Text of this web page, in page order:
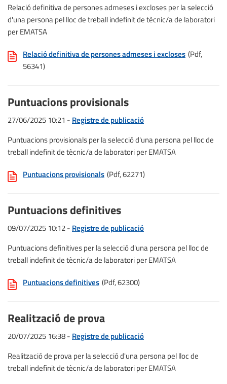
Relació definitiva de persones admeses i excloses per la selecció
d'una persona pel lloc de treball indefinit de tècnic/a de laboratori
per EMATSA
Relació definitiva de persones admeses i excloses (Pdf,
56341)
Puntuacions provisionals
27/06/2025 10:21 - Registre de publicació
Puntuacions provisionals per la selecció d'una persona pel lloc de
treball indefinit de tècnic/a de laboratori per EMATSA
Puntuacions provisionals (Pdf, 62271)
Puntuacions definitives
09/07/2025 10:12 - Registre de publicació
Puntuacions definitives per la selecció d'una persona pel lloc de
treball indefinit de tècnic/a de laboratori per EMATSA
Puntuacions definitives (Pdf, 62300)
Realització de prova
20/07/2025 16:38 - Registre de publicació
Realització de prova per la selecció d'una persona pel lloc de
treball indefinit de tècnic/a de laboratori per EMATSA